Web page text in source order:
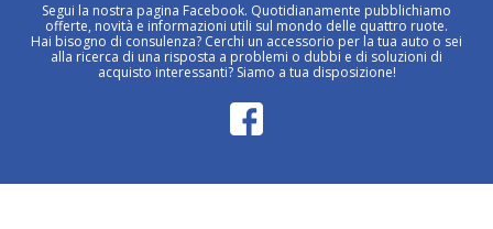
Segui la nostra pagina Facebook. Quotidianamente pubblichiamo
offerte, novità e informazioni utili sul mondo delle quattro ruote.
Hai bisogno di consulenza? Cerchi un accessorio per la tua auto o sei
alla ricerca di una risposta a problemi o dubbi e di soluzioni di
acquisto interessanti? Siamo a tua disposizione!